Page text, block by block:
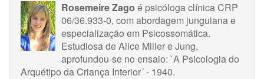
Rosemeire Zago é psicóloga clínica CRP
06/36.933-0, com abordagem junguiana e
especialização em Psicossomática.
Estudiosa de Alice Miller e Jung,
aprofundou-se no ensaio: `A Psicologia do
Arquétipo da Criança Interior´ - 1940.